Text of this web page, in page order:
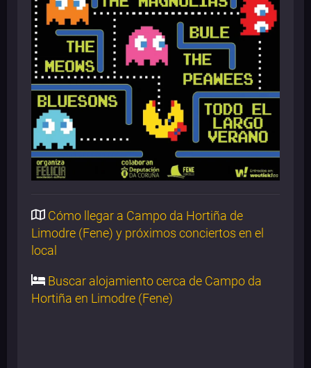
Cómo llegar a Campo da Hortiña de
Limodre (Fene) y próximos conciertos en el
local
Buscar alojamiento cerca de Campo da
Hortiña en Limodre (Fene)